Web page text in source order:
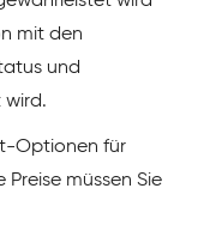
mit den
und
wird.
Optionen für
müssen Sie